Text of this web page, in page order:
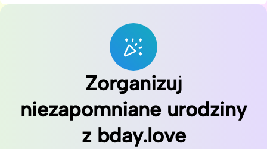
Zorganizuj
niezapomniane urodziny
z bday.love